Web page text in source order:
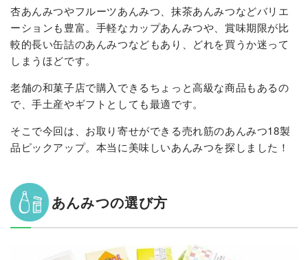
杏あんみつやフルーツあんみつ、抹茶あんみつなどバリエ
ーションも豊富。手軽なカップあんみつや、賞味期限が比
較的長い缶詰のあんみつなどもあり、どれを買うか迷って
しまうほどです。
老舗の和菓子店で購入できるちょっと高級な商品もあるの
で、手土産やギフトとしても最適です。
そこで今回は、お取り寄せができる売れ筋のあんみつ18製
品ピックアップ。本当に美味しいあんみつを探しました！
あんみつの選び方